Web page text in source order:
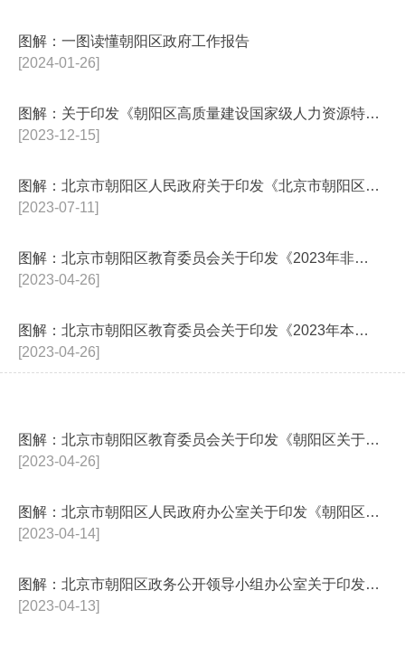
[2024-01-26]
图解：一图读懂朝阳区政府工作报告
[2023-12-15]
图解：关于印发《朝阳区高质量建设国家级人力资源特色服务出口基地的意见》的...
[2023-07-11]
图解：北京市朝阳区人民政府关于印发《北京市朝阳区全面打赢城乡水环境治理歼...
[2023-04-26]
图解：北京市朝阳区教育委员会关于印发《2023年非本市户籍适龄儿童少年在...
[2023-04-26]
图解：北京市朝阳区教育委员会关于印发《2023年本市外区户籍无房家庭适龄...
[2023-04-26]
图解：北京市朝阳区教育委员会关于印发《朝阳区关于2023年义务教育阶段入...
[2023-04-14]
图解：北京市朝阳区人民政府办公室关于印发《朝阳区实施“一业一证”行业综合...
[2023-04-13]
图解：北京市朝阳区政务公开领导小组办公室关于印发《朝阳区2023年政务公...